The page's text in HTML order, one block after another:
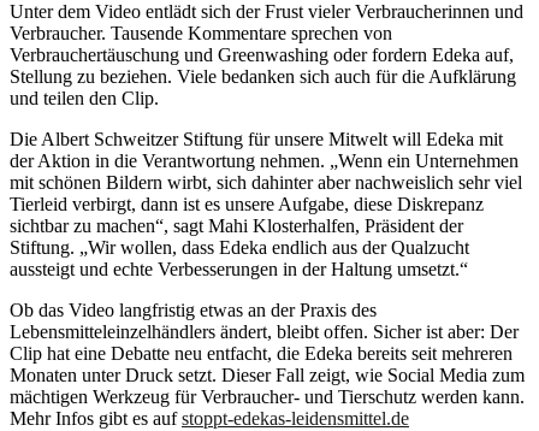
Unter dem Video entlädt sich der Frust vieler Verbraucherinnen und
Verbraucher. Tausende Kommentare sprechen von
Verbrauchertäuschung und Greenwashing oder fordern Edeka auf,
Stellung zu beziehen. Viele bedanken sich auch für die Aufklärung
und teilen den Clip.
Die Albert Schweitzer Stiftung für unsere Mitwelt will Edeka mit
der Aktion in die Verantwortung nehmen. „Wenn ein Unternehmen
mit schönen Bildern wirbt, sich dahinter aber nachweislich sehr viel
Tierleid verbirgt, dann ist es unsere Aufgabe, diese Diskrepanz
sichtbar zu machen“, sagt Mahi Klosterhalfen, Präsident der
Stiftung. „Wir wollen, dass Edeka endlich aus der Qualzucht
aussteigt und echte Verbesserungen in der Haltung umsetzt.“
Ob das Video langfristig etwas an der Praxis des
Lebensmitteleinzelhändlers ändert, bleibt offen. Sicher ist aber: Der
Clip hat eine Debatte neu entfacht, die Edeka bereits seit mehreren
Monaten unter Druck setzt. Dieser Fall zeigt, wie Social Media zum
mächtigen Werkzeug für Verbraucher- und Tierschutz werden kann.
Mehr Infos gibt es aufstoppt-edekas-leidensmittel.de